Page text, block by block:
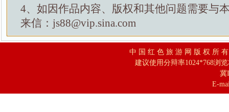
4、如因作品内容、版权和其他问题需要与
来信：js88@vip.sina.com
中 国 红 色 旅 游 网 版 权 所
建议使用分辩率1024*768浏
冀
E-